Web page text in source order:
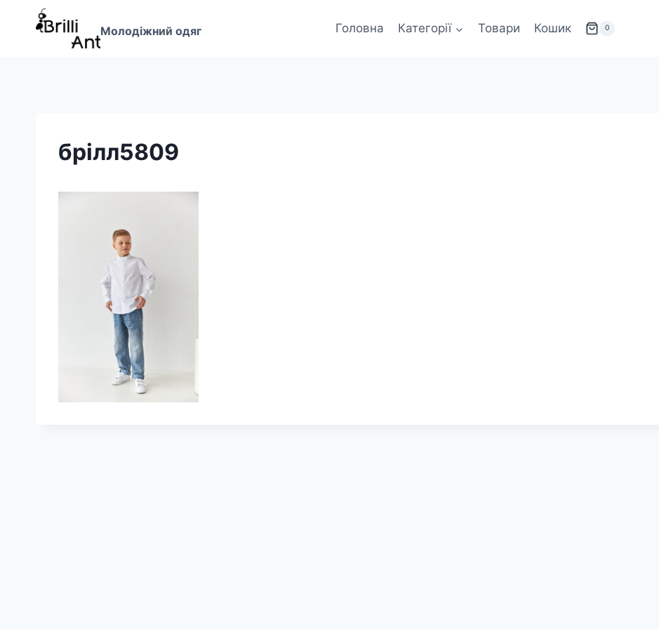
Перейти
Молодіжний одяг Головна Категорії Товари Кошик 0
брілл5809